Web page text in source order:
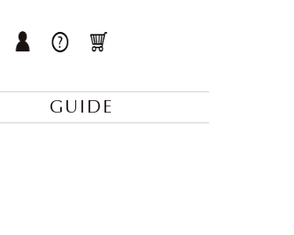
GUIDE